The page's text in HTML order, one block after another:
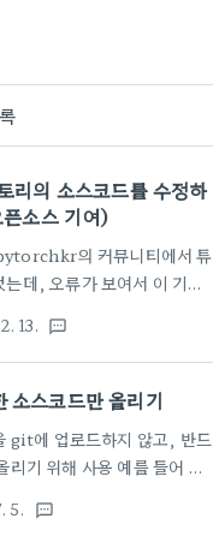
리의 소스코드를 수정하
소스 기여)
의 커뮤니티에서 튜
데, 오류가 보여서 이 기회
방법을 찾아보았다 먼저 해
하면.. 나의 레포지토리 목록
보인다 이 Fork된 레포지토
해준다 그러면 다음과 같
가 뜬다 나는 이미 해
다른사람걸로 나는 이게 안
13. textsms
스코드만 올리기
git에 업로드하지 않고, 반드
리기 위해 사용 예를 들어 위
요없는 파일들이 올라가면
5. textsms